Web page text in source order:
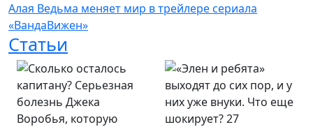
Алая Ведьма меняет мир в трейлере сериала
«ВандаВижен»
Статьи